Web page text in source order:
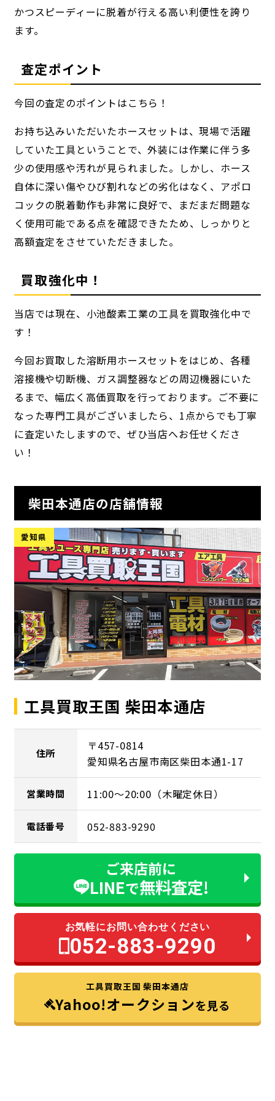
かつスピーディーに脱着が行える高い利便性を誇り
ます。
査定ポイント
今回の査定のポイントはこちら！
お持ち込みいただいたホースセットは、現場で活躍
していた工具ということで、外装には作業に伴う多
少の使用感や汚れが見られました。しかし、ホース
自体に深い傷やひび割れなどの劣化はなく、アポロ
コックの脱着動作も非常に良好で、まだまだ問題な
く使用可能である点を確認できたため、しっかりと
高額査定をさせていただきました。
買取強化中！
当店では現在、小池酸素工業の工具を買取強化中で
す！
今回お買取した溶断用ホースセットをはじめ、各種
溶接機や切断機、ガス調整器などの周辺機器にいた
るまで、幅広く高価買取を行っております。ご不要に
なった専門工具がございましたら、1点からでも丁寧
に査定いたしますので、ぜひ当店へお任せくださ
い！
柴田本通店の店舗情報
愛知県
工具買取王国 柴田本通店
住所
〒457-0814
愛知県名古屋市南区柴田本通1-17
営業時間 11:00～20:00（木曜定休日）
電話番号 052-883-9290
ご来店前に
LINEで無料査定!
お気軽にお問い合わせください
052-883-9290
工具買取王国 柴田本通店
Yahoo!オークションを見る